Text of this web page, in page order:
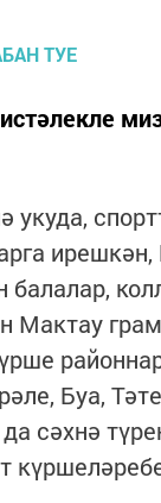
укуда,
балалар,
Мактау
Буа,
сәхнә